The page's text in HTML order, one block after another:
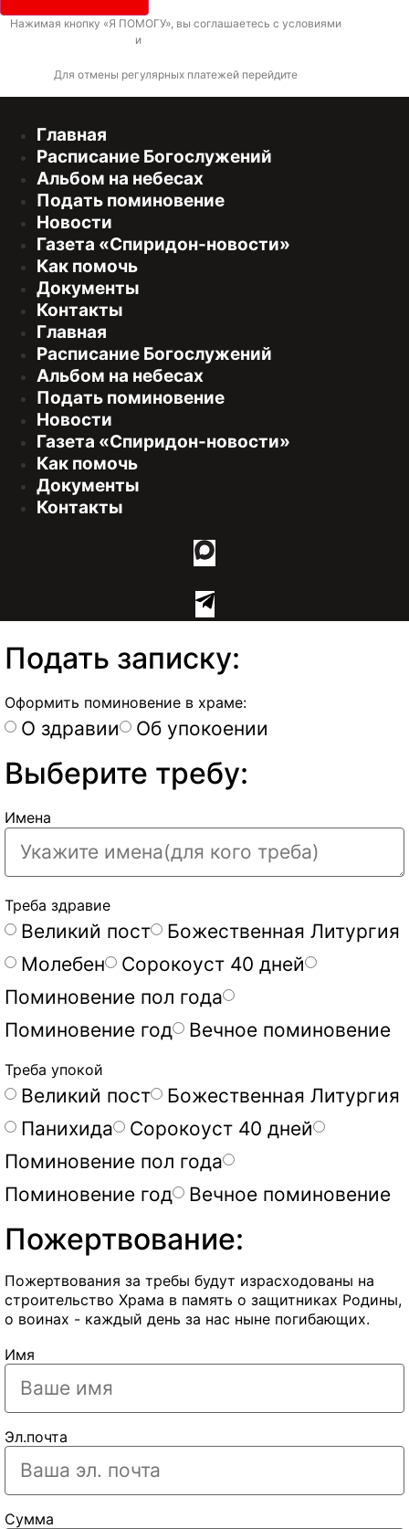
Нажимая кнопку «Я ПОМОГУ», вы соглашаетесь с условиями
и
Для отмены регулярных платежей перейдите
Главная
Расписание Богослужений
Альбом на небесах
Подать поминовение
Новости
Газета «Спиридон-новости»
Как помочь
Документы
Контакты
Главная
Расписание Богослужений
Альбом на небесах
Подать поминовение
Новости
Газета «Спиридон-новости»
Как помочь
Документы
Контакты
Подать записку:
Оформить поминовение в храме:
О здравии Об упокоении
Выберите требу:
Имена
Треба здравие
Великий пост
Божественная Литургия
Молебен
Сорокоуст 40 дней
Поминовение пол года
Поминовение год
Вечное поминовение
Треба упокой
Великий пост
Божественная Литургия
Панихида
Сорокоуст 40 дней
Поминовение пол года
Поминовение год
Вечное поминовение
Пожертвование:
Пожертвования за требы будут израсходованы на
строительство Храма в память о защитниках Родины,
о воинах - каждый день за нас ныне погибающих.
Имя
Эл.почта
Сумма